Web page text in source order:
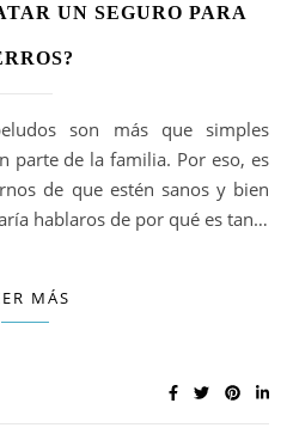
UN SEGURO PARA
parte de la familia. Por eso, es
de que estén sanos y bien
hablaros de por qué es tan…
MÁS